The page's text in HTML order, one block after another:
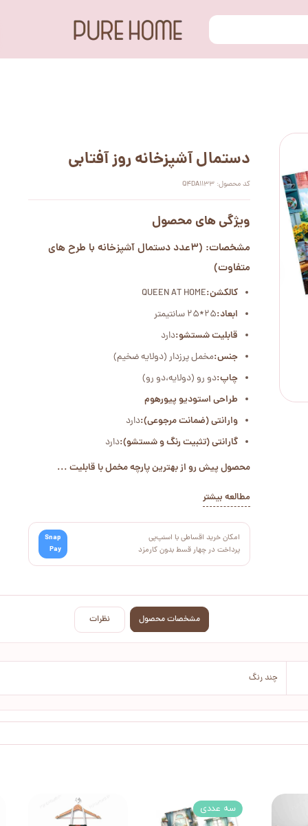
دستمال آشپزخانه روز آفتابی
کد محصول: Q4DA1133
ویژگی های محصول
مشخصات: (3عدد دستمال آشپزخانه با طرح های
متفاوت)
کالکشن:QUEEN AT HOME
ابعاد:25*25 سانتیمتر
قابلیت شستشو:دارد
جنس:مخمل پرزدار (دولایه ضخیم)
چاپ:دو رو (دولایه،دو رو)
طراحی استودیو پیورهوم
وارانتی (ضمانت مرجوعی):دارد
گارانتی (تثبیت رنگ و شستشو):دارد
محصول پیش رو از بهترین پارچه مخمل با قابلیت ...
مطالعه بیشتر
امکان خرید اقساطی با اسنپ‌پی
پرداخت در چهار قسط بدون کارمزد
Snap
Pay
مشخصات محصول نظرات
چند رنگ
سه عددی